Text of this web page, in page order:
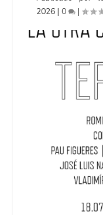
2026 |0 |